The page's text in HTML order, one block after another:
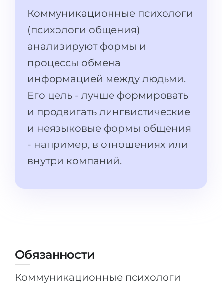
ШТУДИЕНКОЛЛЕГ
Штудиенколлеги
Курсы штудиенколлег
Freshman / Foundation
Подготовка к вузу
Подготовка к штудиенколлег
Специальные курсы
Математика
ГЕОГРАФИЯ
Профессии
Специальности
Второе Высшее
ПОСТУПАЕМ ПОСЛЕ...
Школы 11 классов
Школы 12 классов (NIS)
Колледжа
IB-Diploma
1 курса
Медицина
Инженерия
Коммуникационные психологи
(психологи общения)
анализируют формы и
процессы обмена
информацией между людьми.
Его цель - лучше формировать
и продвигать лингвистические
и неязыковые формы общения
- например, в отношениях или
внутри компаний.
Обязанности
Коммуникационные психологи